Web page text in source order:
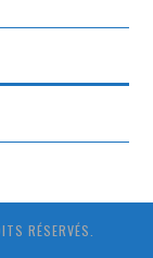
RÉSERVÉS.